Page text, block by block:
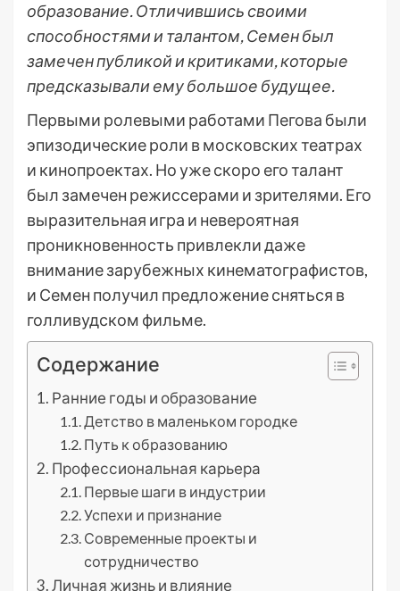
образование. Отличившись своими
способностями и талантом, Семен был
замечен публикой и критиками, которые
предсказывали ему большое будущее.
Первыми ролевыми работами Пегова были
эпизодические роли в московских театрах
и кинопроектах. Но уже скоро его талант
был замечен режиссерами и зрителями. Его
выразительная игра и невероятная
проникновенность привлекли даже
внимание зарубежных кинематографистов,
и Семен получил предложение сняться в
голливудском фильме.
Содержание
Ранние годы и образование
Детство в маленьком городке
Путь к образованию
Профессиональная карьера
Первые шаги в индустрии
Успехи и признание
Современные проекты и
сотрудничество
Личная жизнь и влияние